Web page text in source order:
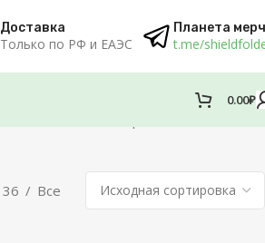
Доставка
Только по РФ и ЕАЭС
Планета
t.me/
0.00₽
36 Все